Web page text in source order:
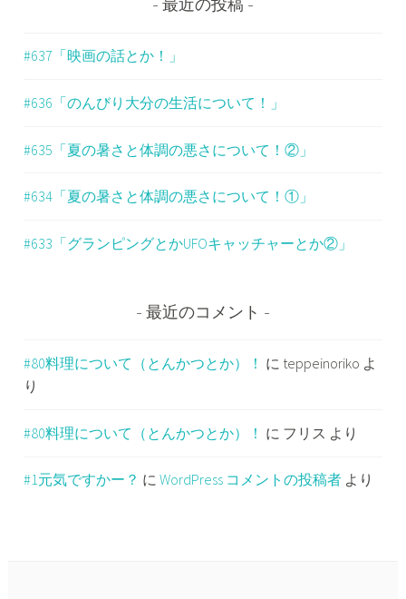
最近の投稿
#637「映画の話とか！」
#636「のんびり大分の生活について！」
#635「夏の暑さと体調の悪さについて！②」
#634「夏の暑さと体調の悪さについて！①」
#633「グランピングとかUFOキャッチャーとか②」
最近のコメント
#80料理について（とんかつとか）！ に teppeinoriko よ
り
#80料理について（とんかつとか）！ に フリス より
#1元気ですかー？ にWordPress コメントの投稿者 より